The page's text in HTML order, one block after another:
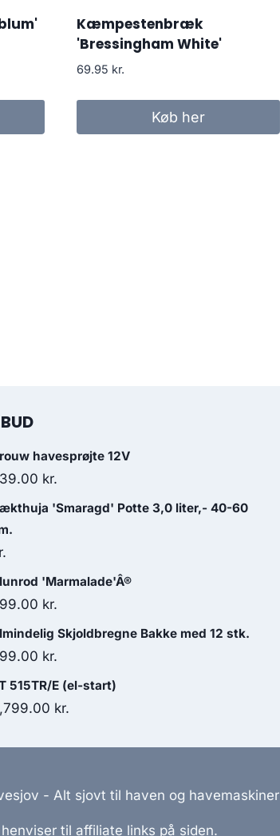
Kæmpestenbræk
'Bressingham White'
69.95 kr.
Køb her
havesprøjte 12V
kr.
'Smaragd' Potte 3,0 liter,- 40-60
'Marmalade'Â®
kr.
Skjoldbregne Bakke med 12 stk.
kr.
515TR/E (el-start)
kr.
- Alt sjovt til haven og havemaskiner
til affiliate links på siden.